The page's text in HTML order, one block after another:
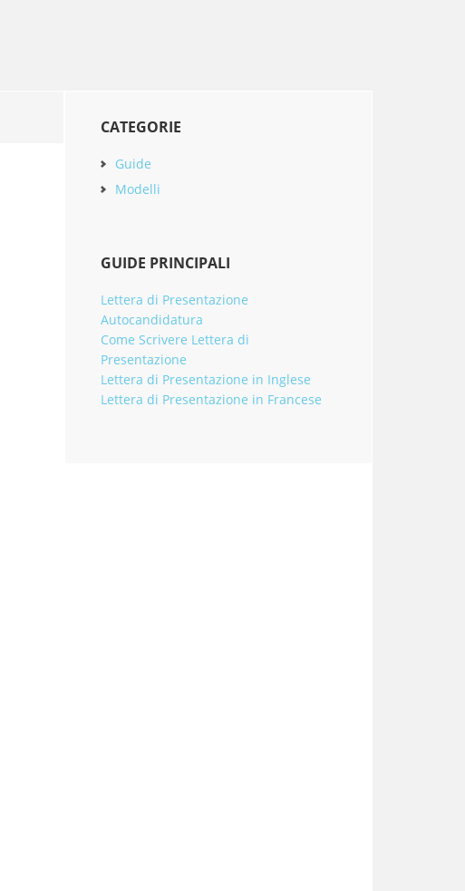
Primary
Sidebar
CATEGORIE
Guide
Modelli
GUIDE PRINCIPALI
Lettera di Presentazione
Autocandidatura
Come Scrivere Lettera di
Presentazione
Lettera di Presentazione in Inglese
Lettera di Presentazione in Francese